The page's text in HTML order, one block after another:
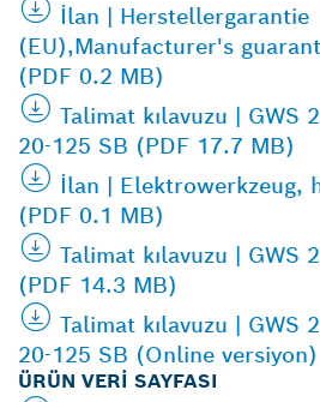
İlan | Herstellergarantie
(EU),Manufacturer's
(PDF 0.2 MB)
Talimat kılavuzu | GWS
20-125 SB (PDF 17.7 MB)
İlan | Elektrowerkzeug,
(PDF 0.1 MB)
Talimat kılavuzu | GWS
(PDF 14.3 MB)
Talimat kılavuzu | GWS
20-125 SB (Online versiyon)
ÜRÜN VERI SAYFASI